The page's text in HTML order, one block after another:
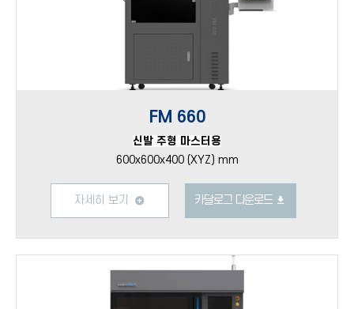
FM 660
신발 주형 마스터용
600x600x400 (XYZ) mm
자세히 보기 카달로그 다운로드